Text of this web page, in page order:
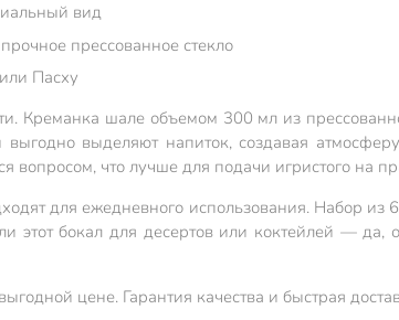
вид
прессованное стекло
Пасху
Креманка шале объемом 300 мл из
выделяют напиток, создавая
вопросом, что лучше для подачи игристого на
для ежедневного использования. Набор из
бокал для десертов или коктейлей — да,
цене. Гарантия качества и быстрая